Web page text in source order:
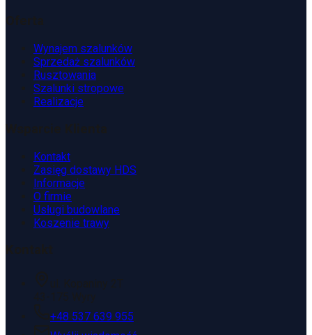
Wynajem szalunków
Sprzedaż szalunków
Rusztowania
Szalunki stropowe
Realizacje
Kontakt
Zasięg dostawy HDS
Informacje
O firmie
Usługi budowlane
Koszenie trawy
+48 537 639 955